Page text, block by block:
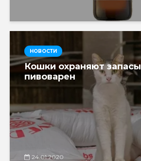
НОВОСТИ
Кошки охраняют запасы
пивоварен
24.01.2020